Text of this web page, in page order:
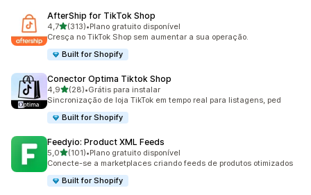
AfterShip for TikTok Shop
4,7de 5 estrelas
(313)
313 avaliações ao todo
•Plano gratuito disponível
Cresça no TikTok Shop sem aumentar a sua operação.
Built for Shopify
Conector Optima Tiktok Shop
4,9de 5 estrelas
(28)
28 avaliações ao todo
•Grátis para instalar
Sincronização de loja TikTok em tempo real para listagens, ped
Built for Shopify
Feedyio: Product XML Feeds
5,0de 5 estrelas
(101)
101 avaliações ao todo
•Plano gratuito disponível
Conecte-se a marketplaces criando feeds de produtos otimizados
Built for Shopify